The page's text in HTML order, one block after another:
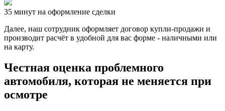
35 минут на оформление сделки
Далее, наш сотрудник оформляет договор купли-продажи и
производит расчёт в удобной для вас форме - наличными или
на карту.
Честная оценка проблемного
автомобиля, которая не меняется при
осмотре